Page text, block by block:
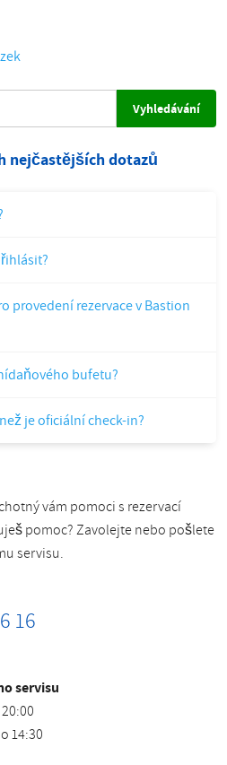
nejčastějších dotazů
provedení rezervace v Bastion
bufetu?
je oficiální check-in?
vám pomoci s rezervací
pomoc? Zavolejte nebo pošlete
servisu.
16
servisu
14:30